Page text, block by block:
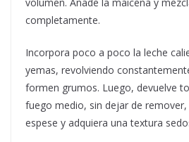
volumen. Añade la maicena y
completamente.
Incorpora poco a poco la leche
yemas, revolviendo
formen grumos. Luego, devuelve
fuego medio, sin dejar de
espese y adquiera una textura